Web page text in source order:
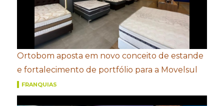
Ortobom aposta em novo conceito de estande
e fortalecimento de portfólio para a Movelsul
FRANQUIAS